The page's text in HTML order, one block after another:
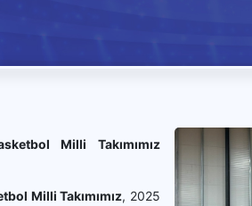
Milli Takımımız
Milli Takımımız, 2025